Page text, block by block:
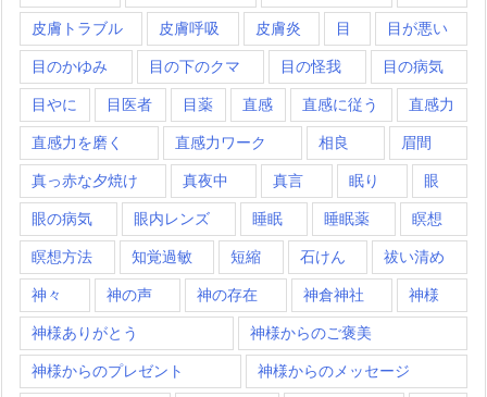
皮膚トラブル 皮膚呼吸 皮膚炎 目 目が悪い
目のかゆみ 目の下のクマ 目の怪我 目の病気
目やに 目医者 目薬 直感 直感に従う 直感力
直感力を磨く 直感力ワーク 相良 眉間
真っ赤な夕焼け 真夜中 真言 眠り 眼
眼の病気 眼内レンズ 睡眠 睡眠薬 瞑想
瞑想方法 知覚過敏 短縮 石けん 祓い清め
神々 神の声 神の存在 神倉神社 神様
神様ありがとう 神様からのご褒美
神様からのプレゼント 神様からのメッセージ